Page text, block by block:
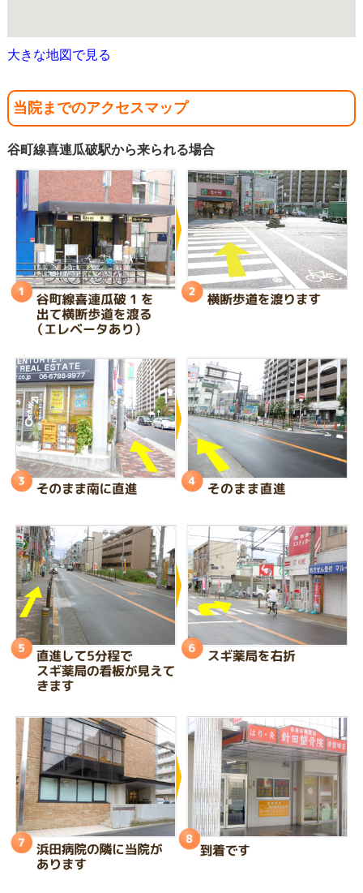
大きな地図で見る
当院までのアクセスマップ
谷町線喜連瓜破駅から来られる場合